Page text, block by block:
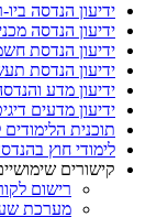
ידיעון הנדסה ביו-
ידיעון הנדסה מכנית
ידיעון הנדסת חשמל
ידיעון הנדסת תעשייה
ידיעון מדע והנדסה
ידיעון מדעים
תוכנית
לימודי חוץ
קישורים
רישום
מערכת